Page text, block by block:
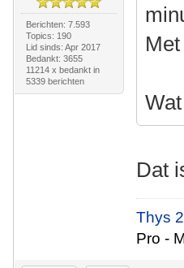
Berichten: 7.593
Topics: 190
Lid sinds: Apr 2017
Bedankt: 3655
11214 x bedankt in
5339 berichten
Dat
Thys
Pro -